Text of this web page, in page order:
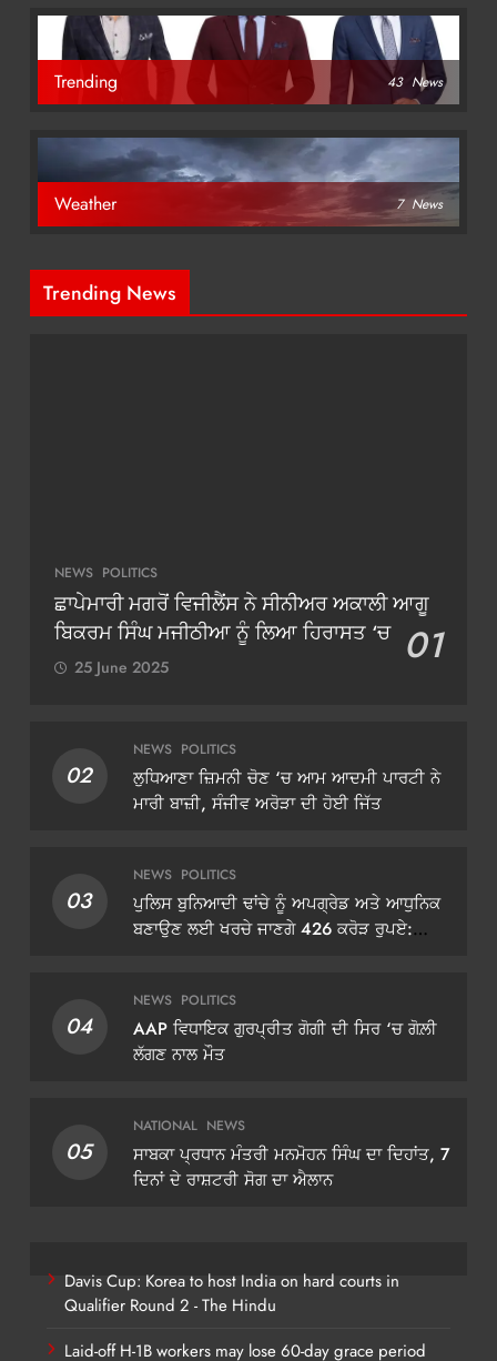
Trending 43 News
Weather 7 News
Trending News
NEWS POLITICS
ਛਾਪੇਮਾਰੀ ਮਗਰੋਂ ਵਿਜੀਲੈਂਸ ਨੇ ਸੀਨੀਅਰ ਅਕਾਲੀ ਆਗੂ
ਬਿਕਰਮ ਸਿੰਘ ਮਜੀਠੀਆ ਨੂੰ ਲਿਆ ਹਿਰਾਸਤ ‘ਚ 01
25 June 2025
02
NEWS POLITICS
ਲੁਧਿਆਣਾ ਜ਼ਿਮਨੀ ਚੋਣ ‘ਚ ਆਮ ਆਦਮੀ ਪਾਰਟੀ ਨੇ
ਮਾਰੀ ਬਾਜ਼ੀ, ਸੰਜੀਵ ਅਰੋੜਾ ਦੀ ਹੋਈ ਜਿੱਤ
03
NEWS POLITICS
ਪੁਲਿਸ ਬੁਨਿਆਦੀ ਢਾਂਚੇ ਨੂੰ ਅਪਗ੍ਰੇਡ ਅਤੇ ਆਧੁਨਿਕ
ਬਣਾਉਣ ਲਈ ਖਰਚੇ ਜਾਣਗੇ 426 ਕਰੋੜ ਰੁਪਏ:
04
NEWS POLITICS
AAP ਵਿਧਾਇਕ ਗੁਰਪ੍ਰੀਤ ਗੋਗੀ ਦੀ ਸਿਰ ‘ਚ ਗੋਲ਼ੀ
ਲੱਗਣ ਨਾਲ ਮੌਤ
05
NATIONAL NEWS
ਸਾਬਕਾ ਪ੍ਰਧਾਨ ਮੰਤਰੀ ਮਨਮੋਹਨ ਸਿੰਘ ਦਾ ਦਿਹਾਂਤ, 7
ਦਿਨਾਂ ਦੇ ਰਾਸ਼ਟਰੀ ਸੋਗ ਦਾ ਐਲਾਨ
Davis Cup: Korea to host India on hard courts in
Qualifier Round 2 - The Hindu
Laid-off H-1B workers may lose 60-day grace period